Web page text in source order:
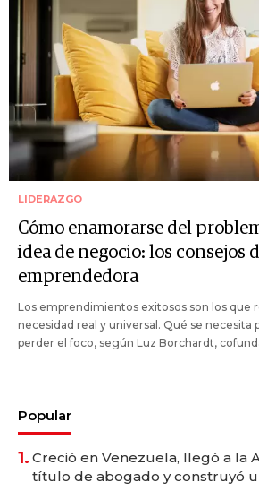
LIDERAZGO
Cómo enamorarse del
idea de negocio: los consejos
emprendedora
Los emprendimientos exitosos son los que
necesidad real y universal. Qué se necesita
perder el foco, según Luz Borchardt,
Popular
1. Creció en Venezuela, llegó a la
título de abogado y construyó